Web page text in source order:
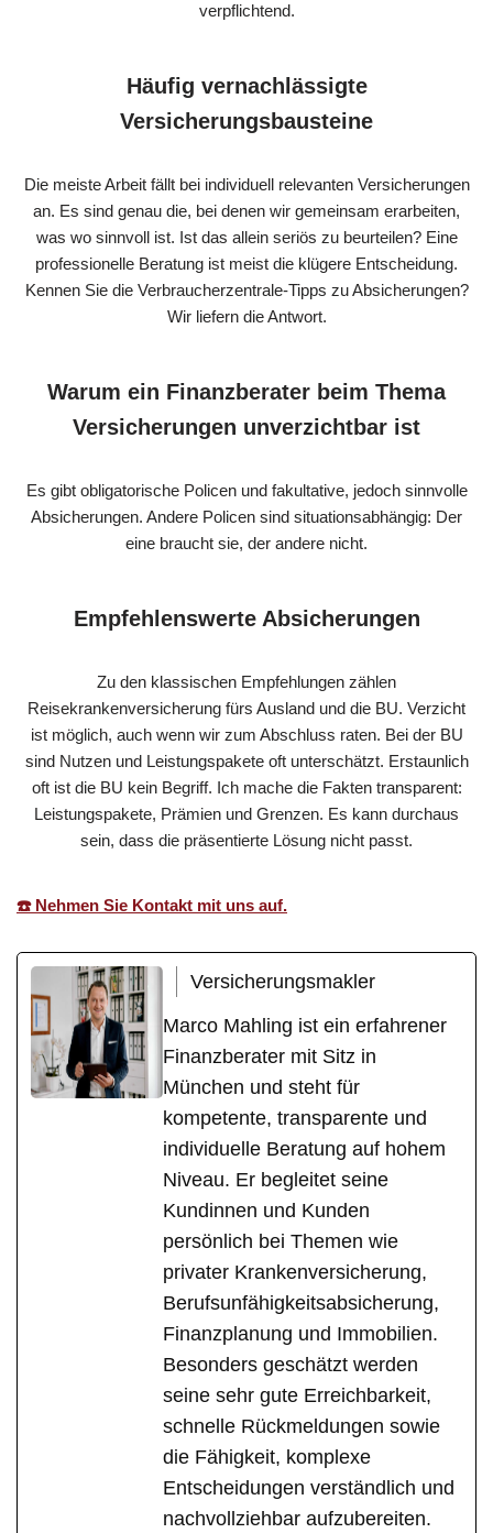
verpflichtend.
Häufig vernachlässigte
Versicherungsbausteine
Die meiste Arbeit fällt bei individuell relevanten Versicherungen
an. Es sind genau die, bei denen wir gemeinsam erarbeiten,
was wo sinnvoll ist. Ist das allein seriös zu beurteilen? Eine
professionelle Beratung ist meist die klügere Entscheidung.
Kennen Sie die Verbraucherzentrale-Tipps zu Absicherungen?
Wir liefern die Antwort.
Warum ein Finanzberater beim Thema
Versicherungen unverzichtbar ist
Es gibt obligatorische Policen und fakultative, jedoch sinnvolle
Absicherungen. Andere Policen sind situationsabhängig: Der
eine braucht sie, der andere nicht.
Empfehlenswerte Absicherungen
Zu den klassischen Empfehlungen zählen
Reisekrankenversicherung fürs Ausland und die BU. Verzicht
ist möglich, auch wenn wir zum Abschluss raten. Bei der BU
sind Nutzen und Leistungspakete oft unterschätzt. Erstaunlich
oft ist die BU kein Begriff. Ich mache die Fakten transparent:
Leistungspakete, Prämien und Grenzen. Es kann durchaus
sein, dass die präsentierte Lösung nicht passt.
☎️ Nehmen Sie Kontakt mit uns auf.
Versicherungsmakler
Marco Mahling ist ein erfahrener
Finanzberater mit Sitz in
München und steht für
kompetente, transparente und
individuelle Beratung auf hohem
Niveau. Er begleitet seine
Kundinnen und Kunden
persönlich bei Themen wie
privater Krankenversicherung,
Berufsunfähigkeitsabsicherung,
Finanzplanung und Immobilien.
Besonders geschätzt werden
seine sehr gute Erreichbarkeit,
schnelle Rückmeldungen sowie
die Fähigkeit, komplexe
Entscheidungen verständlich und
nachvollziehbar aufzubereiten.